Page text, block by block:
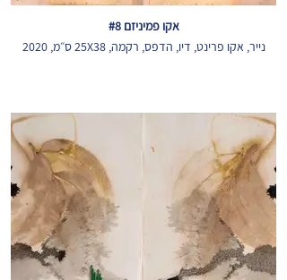
אקו פמיניזם #8
נייר, אקו פרינט, דיו, הדפס, רקמה, 25X38 ס״מ, 2020